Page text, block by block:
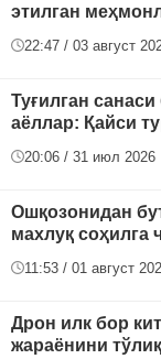
этилган
22:47 / 03 август
Туғилган
аёллар: Қайси
20:06 / 31 июл 2026
Ошқозонидан
махлуқ соҳилга
11:53 / 01 август
Дрон илк бор
жараёнини